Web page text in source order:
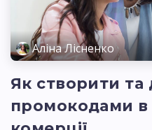
Аліна Лісненко
Як створити та
промокодами в